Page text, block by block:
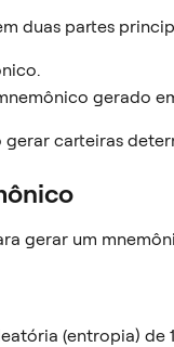
duas partes
gerado
gerar carteiras
gerar um
(entropia) de